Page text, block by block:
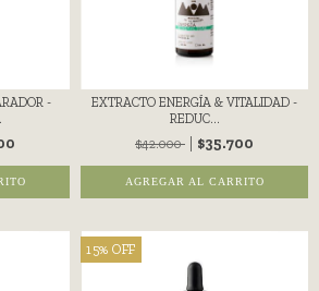
-
EXTRACTO ENERGÍA & VITALIDAD -
REDUC...
$42.000
$35.700
AGREGAR AL CARRITO
15% OFF